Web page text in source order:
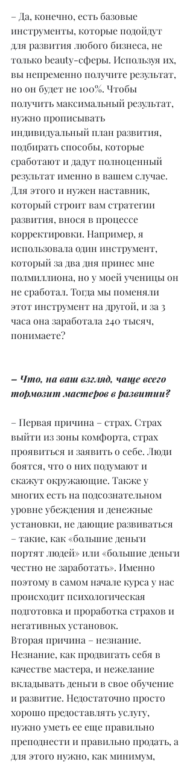
– Да, конечно, есть базовые
инструменты, которые подойдут
для развития любого бизнеса, не
только beauty-сферы. Используя их,
вы непременно получите результат,
но он будет не 100%. Чтобы
получить максимальный результат,
нужно прописывать
индивидуальный план развития,
подбирать способы, которые
сработают и дадут полноценный
результат именно в вашем случае.
Для этого и нужен наставник,
который строит вам стратегии
развития, внося в процессе
корректировки. Например, я
использовала один инструмент,
который за два дня принес мне
полмиллиона, но у моей ученицы он
не сработал. Тогда мы поменяли
этот инструмент на другой, и за 3
часа она заработала 240 тысяч,
понимаете?
– Что, на ваш взгляд, чаще всего
тормозит мастеров в развитии?
– Первая причина – страх. Страх
выйти из зоны комфорта, страх
проявиться и заявить о себе. Люди
боятся, что о них подумают и
скажут окружающие. Также у
многих есть на подсознательном
уровне убеждения и денежные
установки, не дающие развиваться
– такие, как «большие деньги
портят людей» или «большие деньги
честно не заработать». Именно
поэтому в самом начале курса у нас
происходит психологическая
подготовка и проработка страхов и
негативных установок.
Вторая причина – незнание.
Незнание, как продвигать себя в
качестве мастера, и нежелание
вкладывать деньги в свое обучение
и развитие. Недостаточно просто
хорошо предоставлять услугу,
нужно уметь ее еще правильно
преподнести и правильно продать, а
для этого нужно, как минимум,